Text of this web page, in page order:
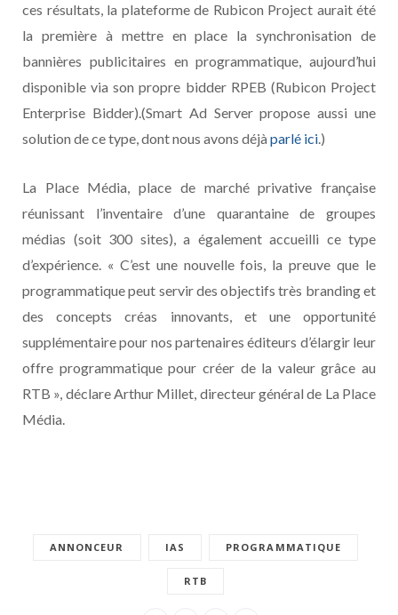
ces résultats, la plateforme de Rubicon Project aurait été
la première à mettre en place la synchronisation de
bannières publicitaires en programmatique, aujourd’hui
disponible via son propre bidder RPEB (Rubicon Project
Enterprise Bidder).(Smart Ad Server propose aussi une
solution de ce type, dont nous avons déjà parlé ici.)
La Place Média, place de marché privative française
réunissant l’inventaire d’une quarantaine de groupes
médias (soit 300 sites), a également accueilli ce type
d’expérience. « C’est une nouvelle fois, la preuve que le
programmatique peut servir des objectifs très branding et
des concepts créas innovants, et une opportunité
supplémentaire pour nos partenaires éditeurs d’élargir leur
offre programmatique pour créer de la valeur grâce au
RTB », déclare Arthur Millet, directeur général de La Place
Média.
ANNONCEUR IAS PROGRAMMATIQUE
RTB